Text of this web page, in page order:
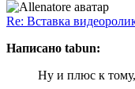
Re: Вставка
Написано tabun:
Ну и плюс к тому,